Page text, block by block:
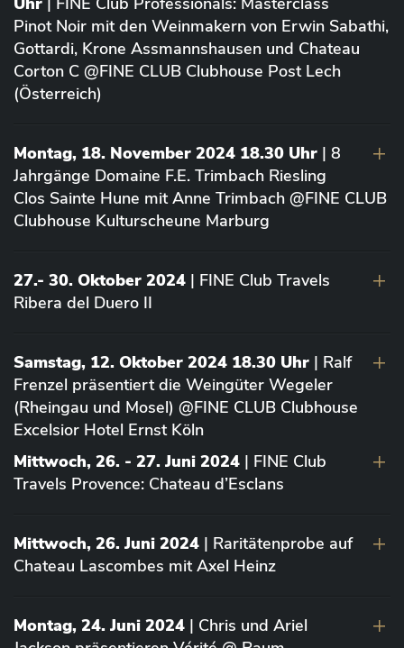
Pinot Noir mit den Weinmakern von Erwin Sabathi,
Gottardi, Krone Assmannshausen und Chateau
Corton C @FINE CLUB Clubhouse Post Lech
(Österreich)
Montag, 18. November 2024 18.30 Uhr | 8
Jahrgänge Domaine F.E. Trimbach Riesling
Clos Sainte Hune mit Anne Trimbach @FINE CLUB
Clubhouse Kulturscheune Marburg
27.- 30. Oktober 2024 | FINE Club Travels
Ribera del Duero II
Samstag, 12. Oktober 2024 18.30 Uhr | Ralf
Frenzel präsentiert die Weingüter Wegeler
(Rheingau und Mosel) @FINE CLUB Clubhouse
Excelsior Hotel Ernst Köln
Mittwoch, 26. - 27. Juni 2024 | FINE Club
Travels Provence: Chateau d’Esclans
Mittwoch, 26. Juni 2024 | Raritätenprobe auf
Chateau Lascombes mit Axel Heinz
Montag, 24. Juni 2024 | Chris und Ariel